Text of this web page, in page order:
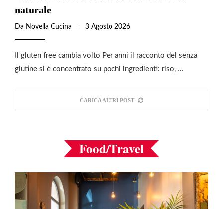
naturale
Da Novella Cucina 3 Agosto 2026
Il gluten free cambia volto Per anni il racconto del senza
glutine si è concentrato su pochi ingredienti: riso, …
CARICA ALTRI POST
Food/Travel